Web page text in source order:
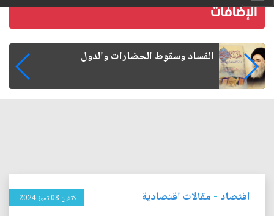
رواتب الموظفين على صفيح ساخن
اقتصاد - مقالات اقتصادية الأثنين 08 تموز 2024